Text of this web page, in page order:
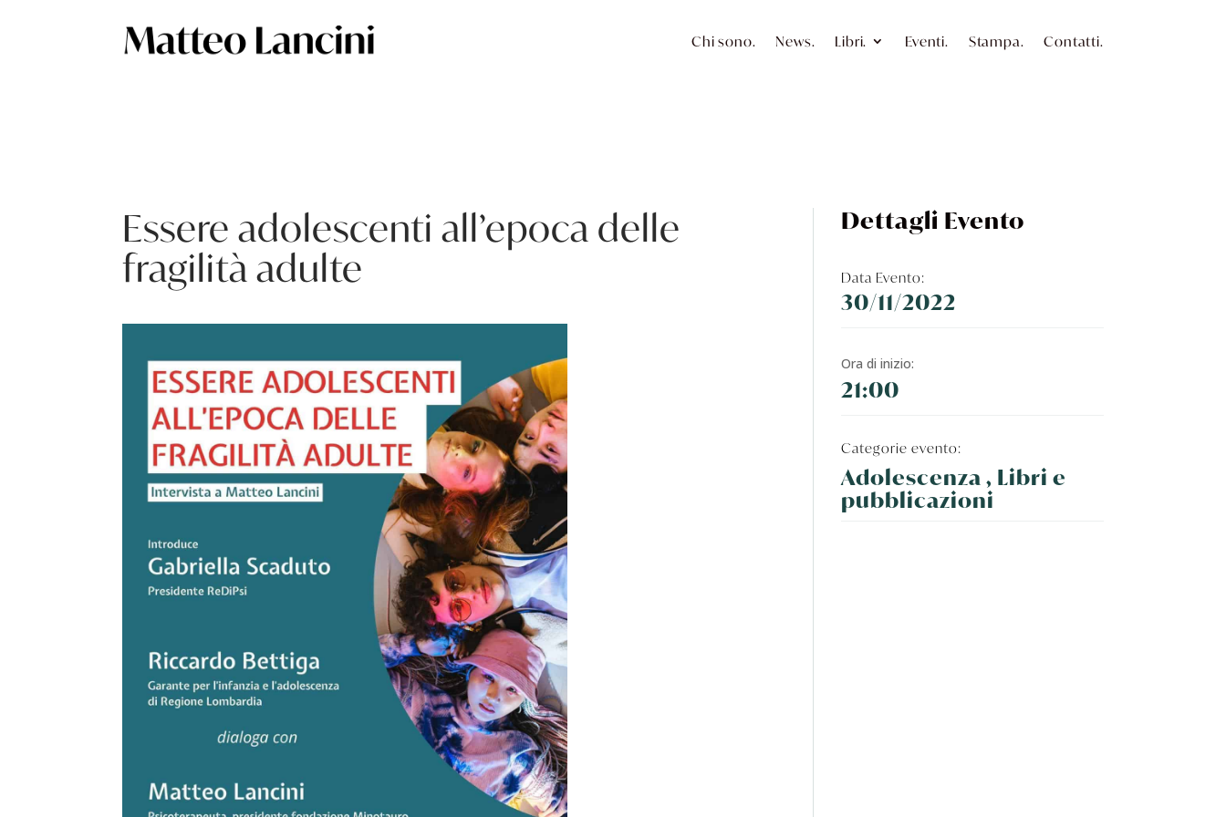
Chi sono. News. Libri. Eventi. Stampa. Contatti.
Essere adolescenti all’epoca delle
fragilità adulte
Dettagli Evento
Data Evento:
30/11/2022
Ora di inizio:
21:00
Categorie evento:
Adolescenza , Libri e
pubblicazioni